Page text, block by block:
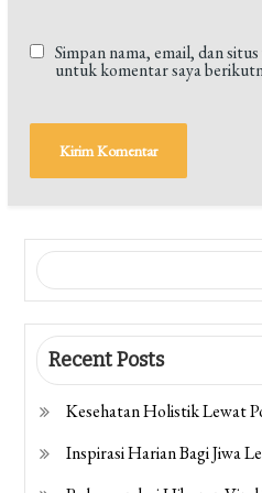
Simpan nama, email, dan
untuk komentar saya
Recent Posts
Kesehatan Holistik Lewat
Inspirasi Harian Bagi Jiwa